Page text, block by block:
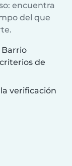
encuentra
del que
de
verificación